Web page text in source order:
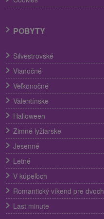
POBYTY
Silvestrovské
Vianočné
Veľkonočné
Valentínske
Halloween
Zimné lyžiarske
Jesenné
Letné
V kúpeľoch
Romantický víkend pre dvoch
Last minute